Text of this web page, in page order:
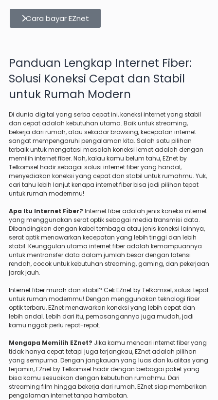
Cara bayar EZnet
Panduan Lengkap Internet Fiber:
Solusi Koneksi Cepat dan Stabil
untuk Rumah Modern
Di dunia digital yang serba cepat ini, koneksi internet yang stabil
dan cepat adalah kebutuhan utama. Baik untuk streaming,
bekerja dari rumah, atau sekadar browsing, kecepatan internet
sangat mempengaruhi pengalaman kita. Salah satu pilihan
terbaik untuk mengatasi masalah koneksi lemot adalah dengan
memilih internet fiber. Nah, kalau kamu belum tahu, EZnet by
Telkomsel hadir sebagai solusi internet fiber yang handal,
menyediakan koneksi yang cepat dan stabil untuk rumahmu. Yuk,
cari tahu lebih lanjut kenapa internet fiber bisa jadi pilihan tepat
untuk rumah modernmu!
Apa Itu Internet Fiber? Internet fiber adalah jenis koneksi internet
yang menggunakan serat optik sebagai media transmisi data.
Dibandingkan dengan kabel tembaga atau jenis koneksi lainnya,
serat optik menawarkan kecepatan yang lebih tinggi dan lebih
stabil. Keunggulan utama internet fiber adalah kemampuannya
untuk mentransfer data dalam jumlah besar dengan latensi
rendah, cocok untuk kebutuhan streaming, gaming, dan pekerjaan
jarak jauh.
Internet fiber murah dan stabil? Cek EZnet by Telkomsel, solusi tepat
untuk rumah modernmu! Dengan menggunakan teknologi fiber
optik terbaru, EZnet menawarkan koneksi yang lebih cepat dan
lebih andal. Lebih dari itu, pemasangannya juga mudah, jadi
kamu nggak perlu repot-repot.
Mengapa Memilih EZnet? Jika kamu mencari internet fiber yang
tidak hanya cepat tetapi juga terjangkau, EZnet adalah pilihan
yang sempurna. Dengan jangkauan yang luas dan kualitas yang
terjamin, EZnet by Telkomsel hadir dengan berbagai paket yang
bisa kamu sesuaikan dengan kebutuhan rumahmu. Dari
streaming film hingga bekerja dari rumah, EZnet siap memberikan
pengalaman internet tanpa hambatan.